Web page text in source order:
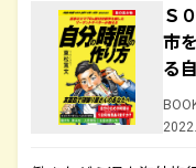
Ｓ
市
る